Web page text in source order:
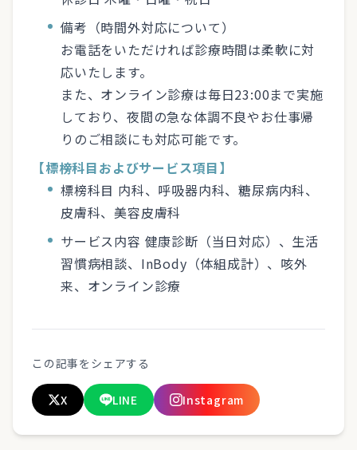
備考（時間外対応について）
お電話をいただければ診療時間は柔軟に対
応いたします。
また、オンライン診療は毎日23:00まで実施
しており、夜間の急な体調不良やお仕事帰
りのご相談にも対応可能です。
【標榜科目およびサービス項目】
標榜科目 内科、呼吸器内科、糖尿病内科、
皮膚科、美容皮膚科
サービス内容 健康診断（当日対応）、生活
習慣病相談、InBody（体組成計）、咳外
来、オンライン診療
この記事をシェアする
X LINE Instagram